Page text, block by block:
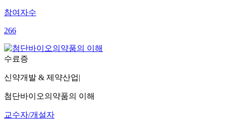
참여자수
266
수료증
신약개발 & 제약산업|
첨단바이오의약품의 이해
교수자/개설자